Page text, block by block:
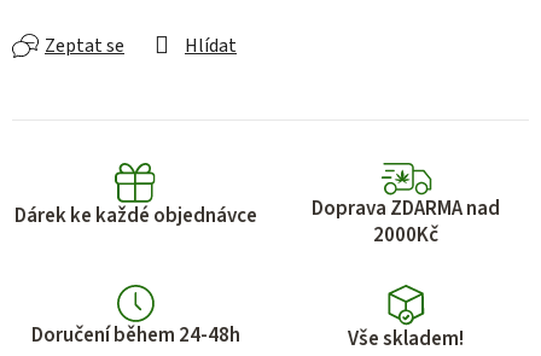
Zeptat se Hlídat
Dárek ke každé objednávce
Doprava ZDARMA nad
2000Kč
Doručení během 24-48h Vše skladem!